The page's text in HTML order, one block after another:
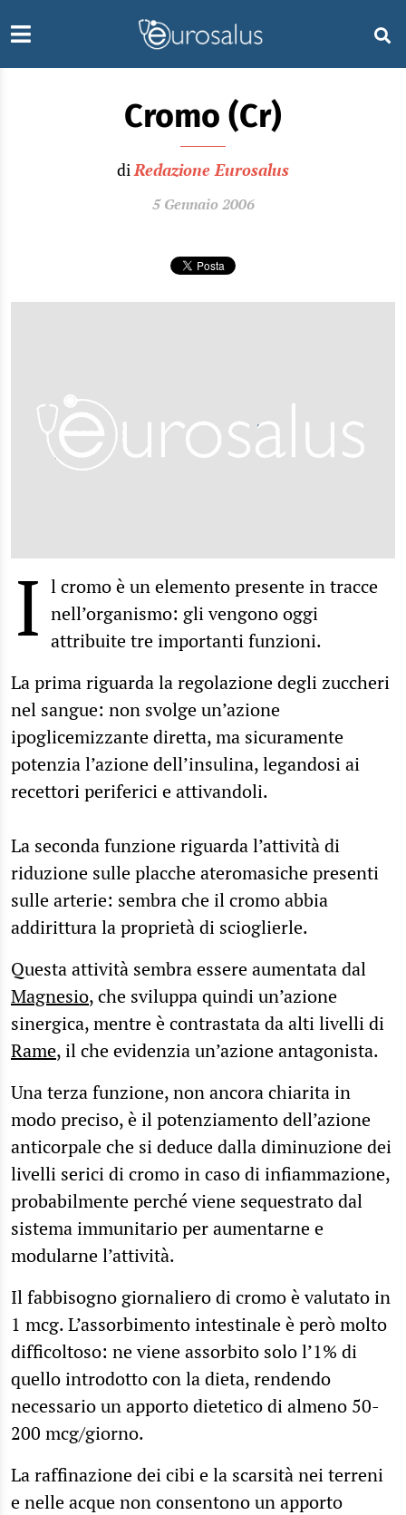
Cromo (Cr)
diRedazione Eurosalus
5 Gennaio 2006
I l cromo è un elemento presente in tracce
nell’organismo: gli vengono oggi
attribuite tre importanti funzioni.
La prima riguarda la regolazione degli zuccheri
nel sangue: non svolge un’azione
ipoglicemizzante diretta, ma sicuramente
potenzia l’azione dell’insulina, legandosi ai
recettori periferici e attivandoli.
La seconda funzione riguarda l’attività di
riduzione sulle placche ateromasiche presenti
sulle arterie: sembra che il cromo abbia
addirittura la proprietà di scioglierle.
Questa attività sembra essere aumentata dal
Magnesio, che sviluppa quindi un’azione
sinergica, mentre è contrastata da alti livelli di
Rame, il che evidenzia un’azione antagonista.
Una terza funzione, non ancora chiarita in
modo preciso, è il potenziamento dell’azione
anticorpale che si deduce dalla diminuzione dei
livelli serici di cromo in caso di infiammazione,
probabilmente perché viene sequestrato dal
sistema immunitario per aumentarne e
modularne l’attività.
Il fabbisogno giornaliero di cromo è valutato in
1 mcg. L’assorbimento intestinale è però molto
difficoltoso: ne viene assorbito solo l’1% di
quello introdotto con la dieta, rendendo
necessario un apporto dietetico di almeno 50-
200 mcg/giorno.
La raffinazione dei cibi e la scarsità nei terreni
e nelle acque non consentono un apporto